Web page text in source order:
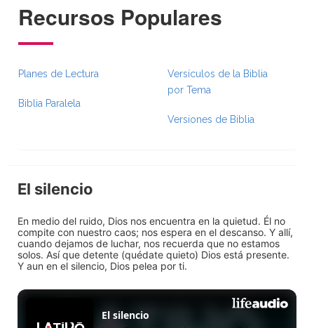
Recursos Populares
Planes de Lectura
Biblia Paralela
Versículos de la Biblia
por Tema
Versiones de Biblia
El silencio
En medio del ruido, Dios nos encuentra en la quietud. Él no
compite con nuestro caos; nos espera en el descanso. Y allí,
cuando dejamos de luchar, nos recuerda que no estamos
solos. Así que detente (quédate quieto) Dios está presente.
Y aun en el silencio, Dios pelea por ti.